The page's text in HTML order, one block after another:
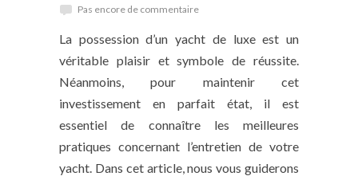
Pas encore de commentaire
La possession d’un yacht de luxe est un
véritable plaisir et symbole de réussite.
Néanmoins, pour maintenir cet
investissement en parfait état, il est
essentiel de connaître les meilleures
pratiques concernant l’entretien de votre
yacht. Dans cet article, nous vous guiderons